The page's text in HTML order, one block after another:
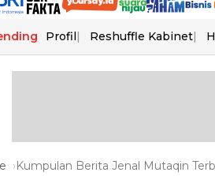
Profil Reshuffle Kabinet
Kumpulan Berita Jenal Mutaqin